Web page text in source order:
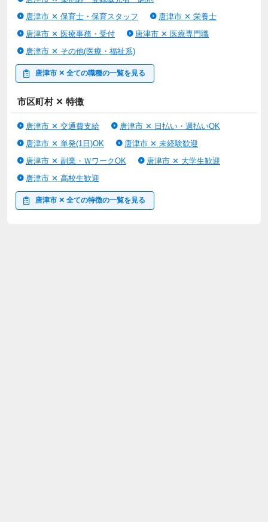
本求人はライフワンズ株式会社が掲載している人材紹介求人で
す。
事業許可番号：13-ユ-303765
Workgate(ワークゲート株式会社)
唐津市 ✕ 保育士・保育スタッフ
唐津市 ✕ 栄養士
唐津市 ✕ 医療事務・受付
唐津市 ✕ 医療専門職
唐津市 ✕ その他(医療・福祉系)
唐津市 ✕ 全ての職種の一覧を見る
市区町村 ✕ 特徴
唐津市 ✕ 交通費支給
唐津市 ✕ 日払い・週払いOK
唐津市 ✕ 単発(1日)OK
唐津市 ✕ 未経験歓迎
唐津市 ✕ 副業・ＷワークOK
唐津市 ✕ 大学生歓迎
唐津市 ✕ 高校生歓迎
唐津市 ✕ 全ての特徴の一覧を見る